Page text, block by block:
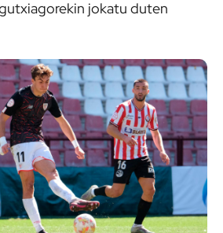
jokatu duten